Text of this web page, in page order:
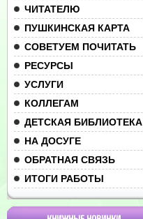
ЧИТАТЕЛЮ
ПУШКИНСКАЯ КАРТА
СОВЕТУЕМ ПОЧИТАТЬ
РЕСУРСЫ
УСЛУГИ
КОЛЛЕГАМ
ДЕТСКАЯ БИБЛИОТЕКА
НА ДОСУГЕ
ОБРАТНАЯ СВЯЗЬ
ИТОГИ РАБОТЫ